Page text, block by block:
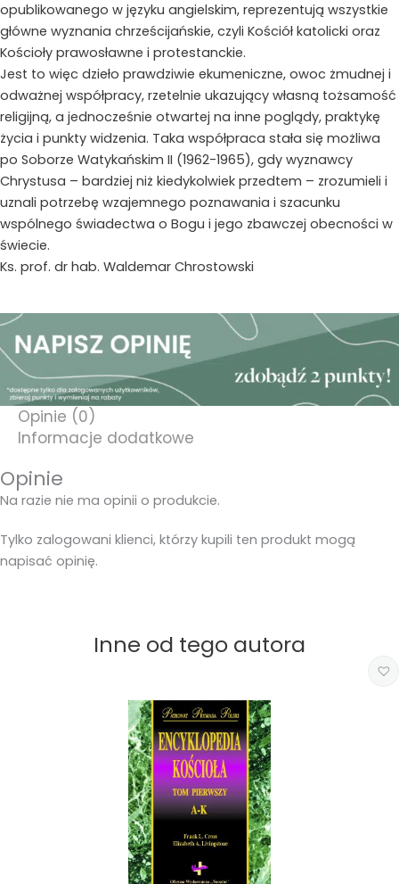
opublikowanego w języku angielskim, reprezentują wszystkie
główne wyznania chrześcijańskie, czyli Kościół katolicki oraz
Kościoły prawosławne i protestanckie.
Jest to więc dzieło prawdziwie ekumeniczne, owoc żmudnej i
odważnej współpracy, rzetelnie ukazujący własną tożsamość
religijną, a jednocześnie otwartej na inne poglądy, praktykę
życia i punkty widzenia. Taka współpraca stała się możliwa
po Soborze Watykańskim II (1962-1965), gdy wyznawcy
Chrystusa – bardziej niż kiedykolwiek przedtem – zrozumieli i
uznali potrzebę wzajemnego poznawania i szacunku
wspólnego świadectwa o Bogu i jego zbawczej obecności w
świecie.
Ks. prof. dr hab. Waldemar Chrostowski
Opinie (0)
Informacje dodatkowe
Opinie
Na razie nie ma opinii o produkcie.
Tylko zalogowani klienci, którzy kupili ten produkt mogą
napisać opinię.
Inne od tego autora